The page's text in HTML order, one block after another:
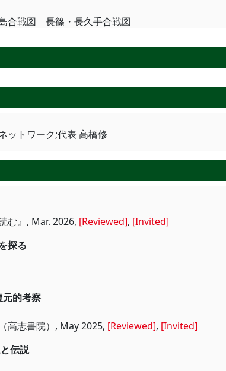
合戦図 長篠・長久手合戦図
ットワーク;代表 高橋修
合戦図屏風」
む』, Mar. 2026, [Reviewed], [Invited]
図屛風』の謎を探る
郡佐竹郷の復元的考察
高志書院）, May 2025, [Reviewed], [Invited]
蓮生 その実像と伝説